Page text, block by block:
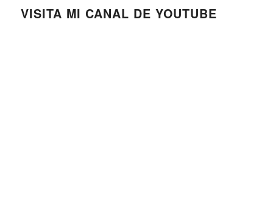
VISITA MI CANAL DE YOUTUBE